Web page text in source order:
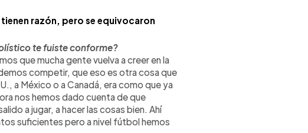
razón, pero se equivocaron
te fuiste conforme?
que mucha gente vuelva a creer en la
competir, que eso es otra cosa que
a México o a Canadá, era como que ya
nos hemos dado cuenta de que
a jugar, a hacer las cosas bien. Ahí
suficientes pero a nivel fútbol hemos